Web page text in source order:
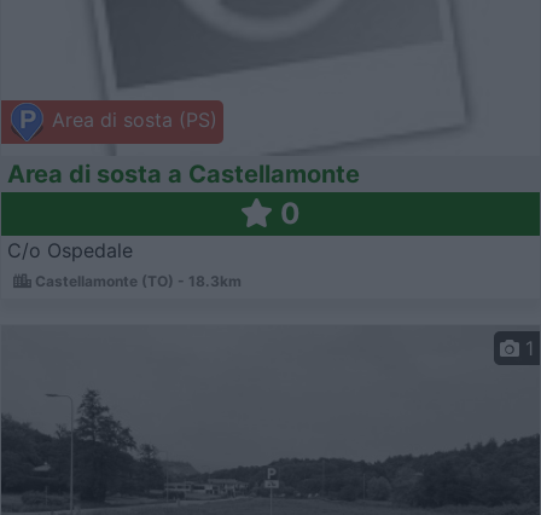
Area di sosta (PS)
Area di sosta a Castellamonte
0
C/o Ospedale
Castellamonte (TO) - 18.3km
1